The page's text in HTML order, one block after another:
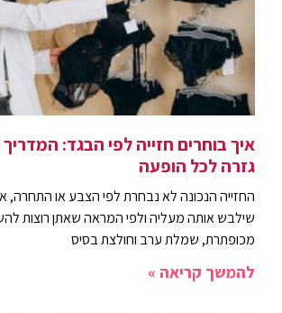
איך בוחרים חזייה לפי הבגד:
גזרה לכל הופעה
החזייה הנכונה לא נבחרת לפי הצבע או התחרה,
שילבש אותה מעליה ולפי המראה שאתן רוצות
מכופתרת, שמלת ערב וחולצת בסיס
להמשך קריאה »